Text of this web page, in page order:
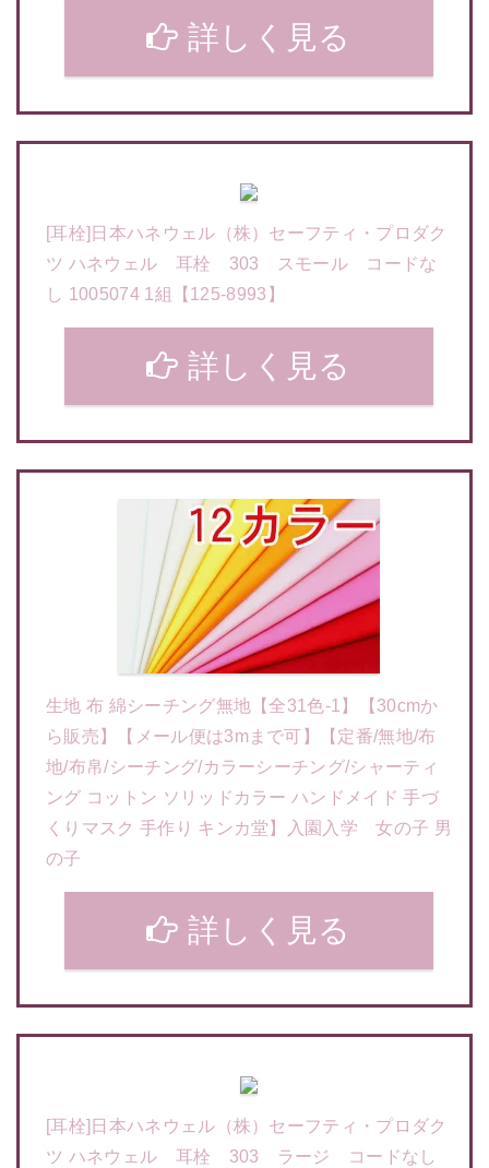
詳しく見る
[耳栓]日本ハネウェル（株）セーフティ・プロダク
ツ ハネウェル 耳栓 303 スモール コードな
し 1005074 1組【125-8993】
詳しく見る
生地 布 綿シーチング無地【全31色-1】【30cmか
ら販売】【メール便は3mまで可】【定番/無地/布
地/布帛/シーチング/カラーシーチング/シャーティ
ング コットン ソリッドカラー ハンドメイド 手づ
くりマスク 手作り キンカ堂】入園入学 女の子 男
の子
詳しく見る
[耳栓]日本ハネウェル（株）セーフティ・プロダク
ツ ハネウェル 耳栓 303 ラージ コードなし